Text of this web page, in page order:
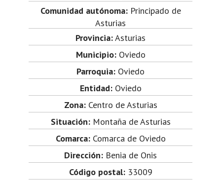
Comunidad autónoma:Principado de
Asturias
Provincia:Asturias
Municipio:Oviedo
Parroquia: Oviedo
Entidad:Oviedo
Zona:Centro de Asturias
Situación:Montaña de Asturias
Comarca:Comarca de Oviedo
Dirección: Benia de Onis
Código postal:33009